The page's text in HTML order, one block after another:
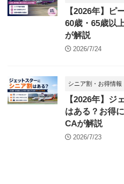
【2026年】ピ
60歳・65歳以
が解説
2026/7/24
シニア割・お得情報
【2026年】ジ
はある？お得
CAが解説
2026/7/23